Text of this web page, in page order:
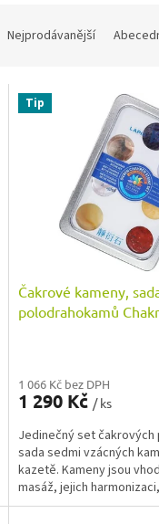
Nejprodávanější
Tip
Čakrové kameny,
polodrahokamů
1 066 Kč bez DPH
1 290 Kč / ks
Jedinečný set čakrových
sada sedmi vzácných
kazetě. Kameny jsou
masáž, jejich
ozdravné...